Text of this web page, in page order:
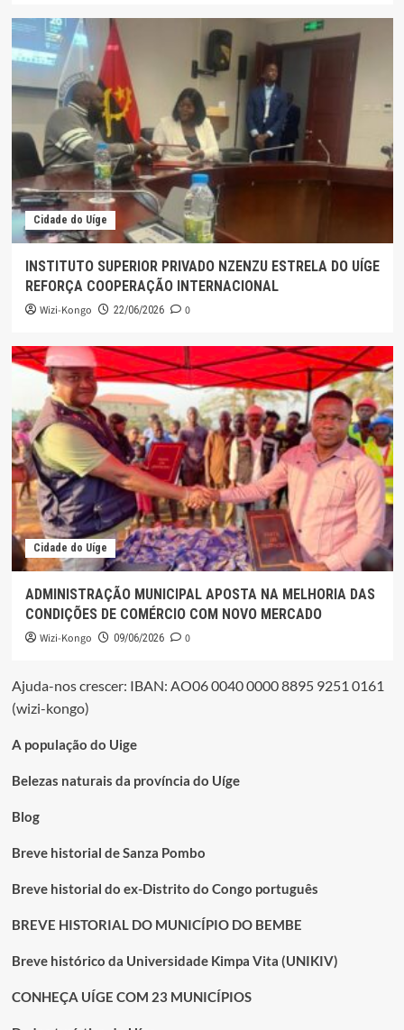
Cidade do Uíge
INSTITUTO SUPERIOR PRIVADO NZENZU ESTRELA DO UÍGE
REFORÇA COOPERAÇÃO INTERNACIONAL
Wizi-Kongo 22/06/2026 0
Cidade do Uíge
ADMINISTRAÇÃO MUNICIPAL APOSTA NA MELHORIA DAS
CONDIÇÕES DE COMÉRCIO COM NOVO MERCADO
Wizi-Kongo 09/06/2026 0
Ajuda-nos crescer: IBAN: AO06 0040 0000 8895 9251 0161
(wizi-kongo)
A população do Uige
Belezas naturais da província do Uíge
Blog
Breve historial de Sanza Pombo
Breve historial do ex-Distrito do Congo português
BREVE HISTORIAL DO MUNICÍPIO DO BEMBE
Breve histórico da Universidade Kimpa Vita (UNIKIV)
CONHEÇA UÍGE COM 23 MUNICÍPIOS